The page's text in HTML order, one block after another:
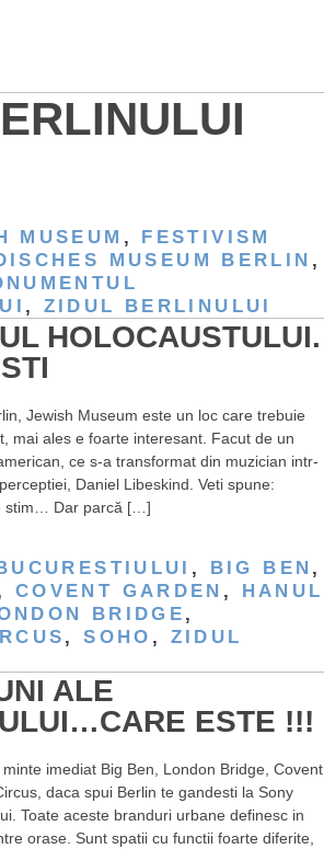
MUSEUM , FESTIVISM
MUSEUM BERLIN ,
, ZIDUL BERLINULUI
HOLOCAUSTULUI.
Jewish Museum este un loc care trebuie
mai ales e foarte interesant. Facut de un
ce s-a transformat din muzician intr-
Daniel Libeskind. Veti spune:
stim… Dar parcă […]
, BIG BEN ,
COVENT GARDEN , HANUL
BRIDGE ,
,SOHO , ZIDUL
ALE
ESTE !!!
imediat Big Ben, London Bridge, Covent
daca spui Berlin te gandesti la Sony
Toate aceste branduri urbane definesc in
orase. Sunt spatii cu functii foarte diferite,